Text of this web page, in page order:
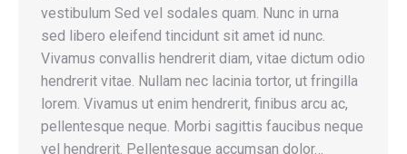
vestibulum Sed vel sodales quam. Nunc in urna
sed libero eleifend tincidunt sit amet id nunc.
Vivamus convallis hendrerit diam, vitae dictum odio
hendrerit vitae. Nullam nec lacinia tortor, ut fringilla
lorem. Vivamus ut enim hendrerit, finibus arcu ac,
pellentesque neque. Morbi sagittis faucibus neque
vel hendrerit. Pellentesque accumsan dolor…